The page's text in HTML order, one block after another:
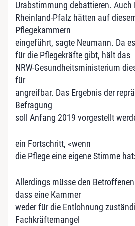
Urabstimmung debattieren. Auch
Rheinland-Pfalz hätten auf
Pflegekammern
eingeführt, sagte Neumann. Da
für die Pflegekräfte gibt, hält das
NRW-Gesundheitsministerium
für
angreifbar. Das Ergebnis der
Befragung
soll Anfang 2019 vorgestellt
ein Fortschritt, «wenn
die Pflege eine eigene Stimme
Allerdings müsse den
dass eine Kammer
weder für die Entlohnung
Fachkräftemangel